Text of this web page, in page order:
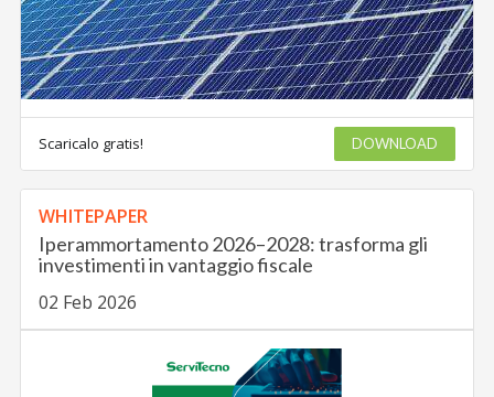
Scaricalo gratis! DOWNLOAD
WHITEPAPER
Iperammortamento 2026–2028: trasforma gli
investimenti in vantaggio fiscale
02 Feb 2026